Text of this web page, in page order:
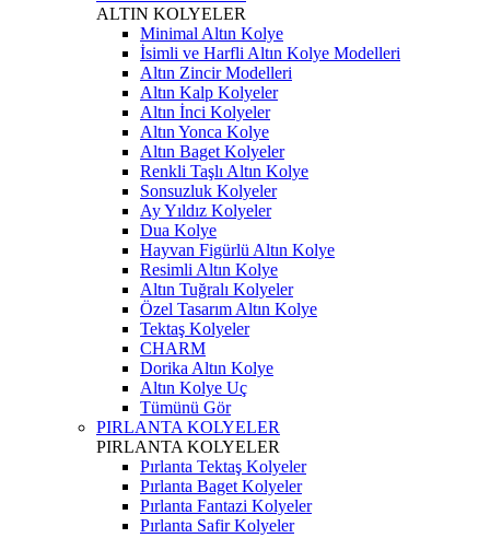
ALTIN KOLYELER
Minimal Altın Kolye
İsimli ve Harfli Altın Kolye Modelleri
Altın Zincir Modelleri
Altın Kalp Kolyeler
Altın İnci Kolyeler
Altın Yonca Kolye
Altın Baget Kolyeler
Renkli Taşlı Altın Kolye
Sonsuzluk Kolyeler
Ay Yıldız Kolyeler
Dua Kolye
Hayvan Figürlü Altın Kolye
Resimli Altın Kolye
Altın Tuğralı Kolyeler
Özel Tasarım Altın Kolye
Tektaş Kolyeler
CHARM
Dorika Altın Kolye
Altın Kolye Uç
Tümünü Gör
PIRLANTA KOLYELER
PIRLANTA KOLYELER
Pırlanta Tektaş Kolyeler
Pırlanta Baget Kolyeler
Pırlanta Fantazi Kolyeler
Pırlanta Safir Kolyeler